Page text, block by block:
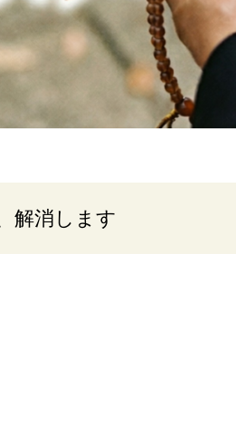
解消します